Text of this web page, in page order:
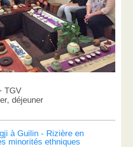
TGV
déjeuner
à Guilin - Rizière en
minorités ethniques